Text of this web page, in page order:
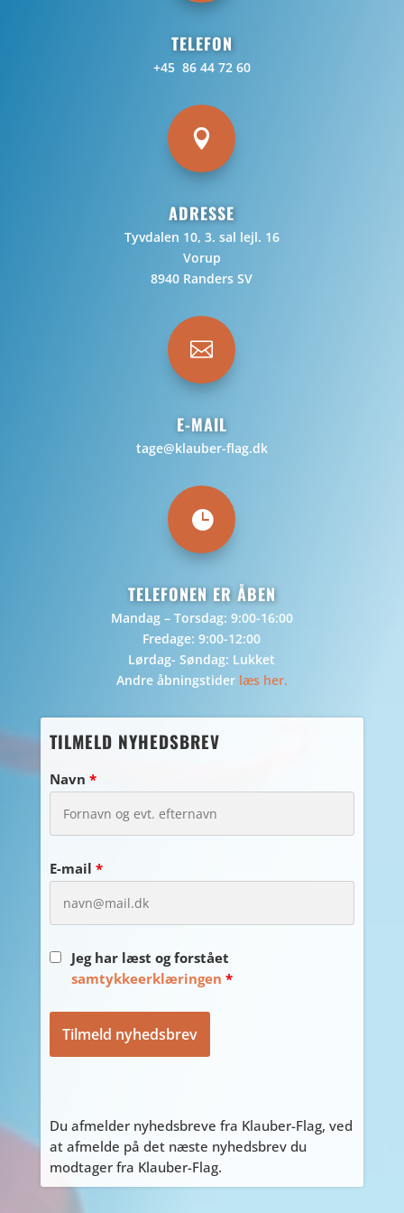
TELEFON
+45 86 44 72 60

ADRESSE
Tyvdalen 10, 3. sal lejl. 16
Vorup
8940 Randers SV

E-MAIL
tage@klauber-flag.dk

TELEFONEN ER ÅBEN
Mandag – Torsdag: 9:00-16:00
Fredage: 9:00-12:00
Lørdag- Søndag: Lukket
Andre åbningstider læs her.
TILMELD NYHEDSBREV
Navn *
E-mail *
Jeg har læst og forstået
samtykkeerklæringen *
Du afmelder nyhedsbreve fra Klauber-Flag, ved
at afmelde på det næste nyhedsbrev du
modtager fra Klauber-Flag.